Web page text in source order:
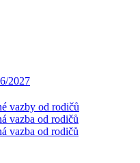
2027
vazby od rodičů
vazba od rodičů
vazba od rodičů